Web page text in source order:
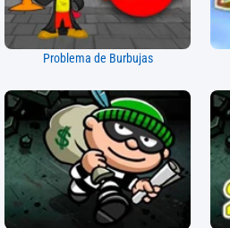
Problema de Burbujas